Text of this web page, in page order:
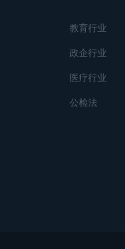
教育行业
政企行业
医疗行业
公检法